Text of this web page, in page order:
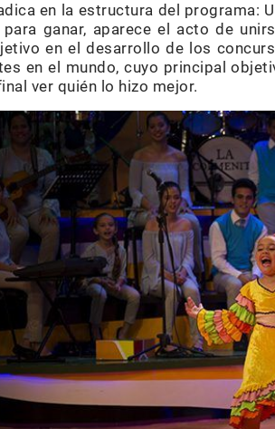
en la estructura del programa:
ganar, aparece el acto de
en el desarrollo de los
en el mundo, cuyo principal
ver quién lo hizo mejor.